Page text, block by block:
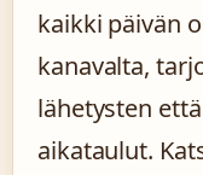
kaikki päivän
kanavalta,
lähetysten
aikataulut.